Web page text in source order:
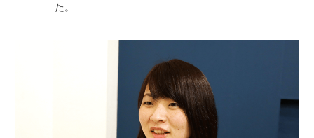
た。